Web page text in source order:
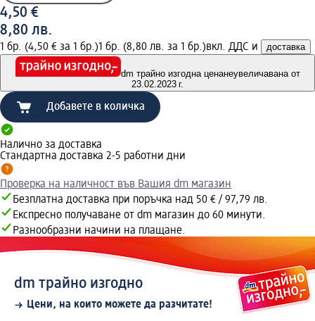
4,50 €
8,80 лв.
1 бр. (4,50 € за 1 бр.)1 бр. (8,80 лв. за 1 бр.)вкл. ДДС и доставка
dm трайно изгодна ценанеувеличавана от
23.02.2023 г.
Добавете в количка
Налично за доставка
Стандартна доставка 2-5 работни дни
Проверка на наличност във Вашия dm магазин
Безплатна доставка при поръчка над 50 € / 97,79 лв.
Експресно получаване от dm магазин до 60 минути.
Разнообразни начини на плащане.
dm трайно изгодно
Цени, на които можете да разчитате!